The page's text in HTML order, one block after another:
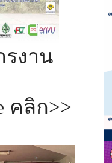
าน
คลิก>>